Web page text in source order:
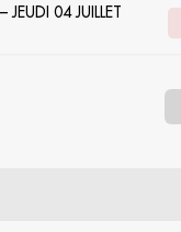
JEUDI 04 JUILLET